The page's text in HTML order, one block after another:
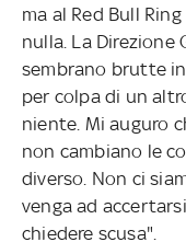
ma al Red Bull
nulla. La Direzione
sembrano brutte
per colpa di un
niente. Mi auguro
non cambiano le
diverso. Non ci
venga ad
chiedere scusa".